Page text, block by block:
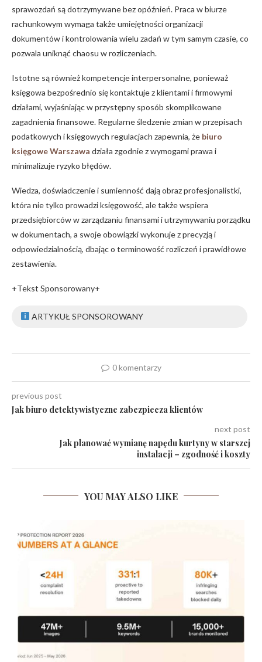
sprawozdań są dotrzymywane bez opóźnień. Praca w biurze
rachunkowym wymaga także umiejętności organizacji
dokumentów i kontrolowania wielu zadań w tym samym czasie, co
pozwala uniknąć chaosu w rozliczeniach.
Istotne są również kompetencje interpersonalne, ponieważ
księgowa bezpośrednio się kontaktuje z klientami i firmowymi
działami, wyjaśniając w przystępny sposób skomplikowane
zagadnienia finansowe. Regularne śledzenie zmian w przepisach
podatkowych i księgowych regulacjach zapewnia, że biuro
księgowe Warszawa działa zgodnie z wymogami prawa i
minimalizuje ryzyko błędów.
Wiedza, doświadczenie i sumienność dają obraz profesjonalistki,
która nie tylko prowadzi księgowość, ale także wspiera
przedsiębiorców w zarządzaniu finansami i utrzymywaniu porządku
w dokumentach, a swoje obowiązki wykonuje z precyzją i
odpowiedzialnością, dbając o terminowość rozliczeń i prawidłowe
zestawienia.
+Tekst Sponsorowany+
ARTYKUŁ SPONSOROWANY
0 komentarzy
previous post
Jak biuro detektywistyczne zabezpiecza klientów
next post
Jak planować wymianę napędu kurtyny w starszej
instalacji – zgodność i koszty
YOU MAY ALSO LIKE